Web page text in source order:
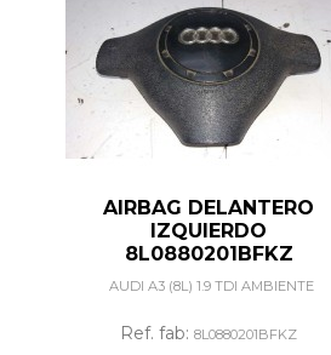
AIRBAG DELANTERO
IZQUIERDO
8L0880201BFKZ
AUDI A3 (8L) 1.9 TDI AMBIENTE
Ref. fab: 8L0880201BFKZ